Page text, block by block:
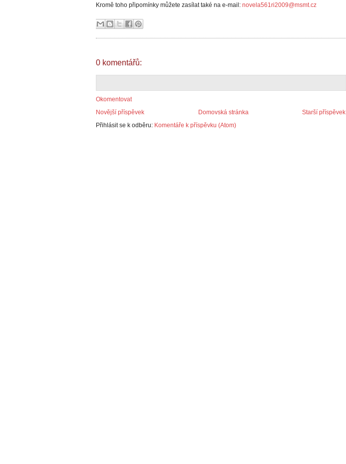
Kromě toho připomínky můžete zasílat také na e-mail: novela561ri2009@msmt.cz
0 komentářů:
Okomentovat
Novější příspěvek
Starší příspěvek
Domovská stránka
Přihlásit se k odběru: Komentáře k příspěvku (Atom)